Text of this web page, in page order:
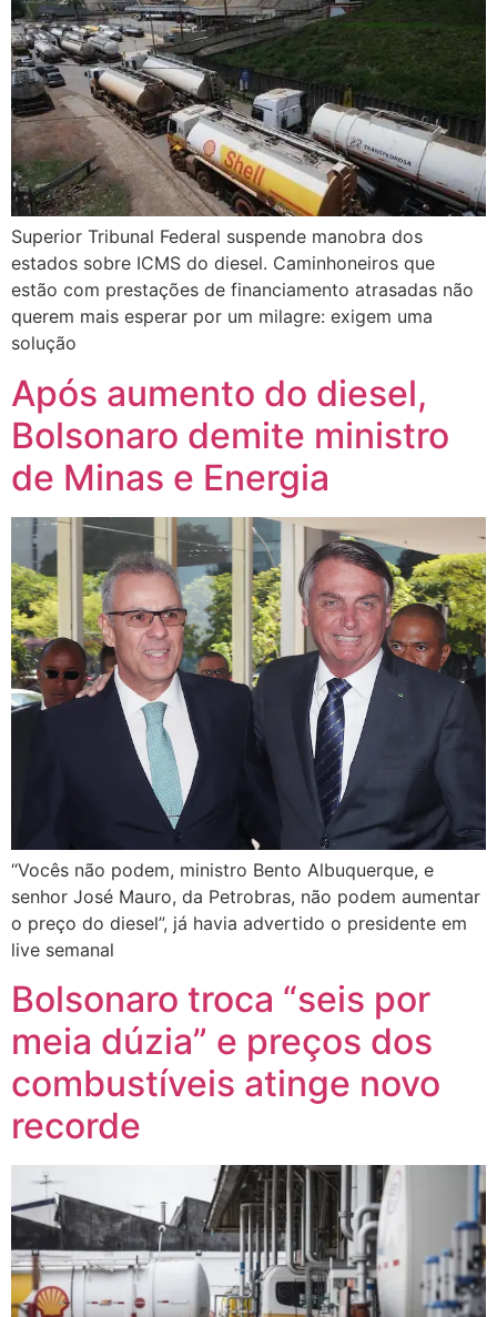
Superior Tribunal Federal suspende manobra dos
estados sobre ICMS do diesel. Caminhoneiros que
estão com prestações de financiamento atrasadas não
querem mais esperar por um milagre: exigem uma
solução
Após aumento do diesel,
Bolsonaro demite ministro
de Minas e Energia
“Vocês não podem, ministro Bento Albuquerque, e
senhor José Mauro, da Petrobras, não podem aumentar
o preço do diesel”, já havia advertido o presidente em
live semanal
Bolsonaro troca “seis por
meia dúzia” e preços dos
combustíveis atinge novo
recorde